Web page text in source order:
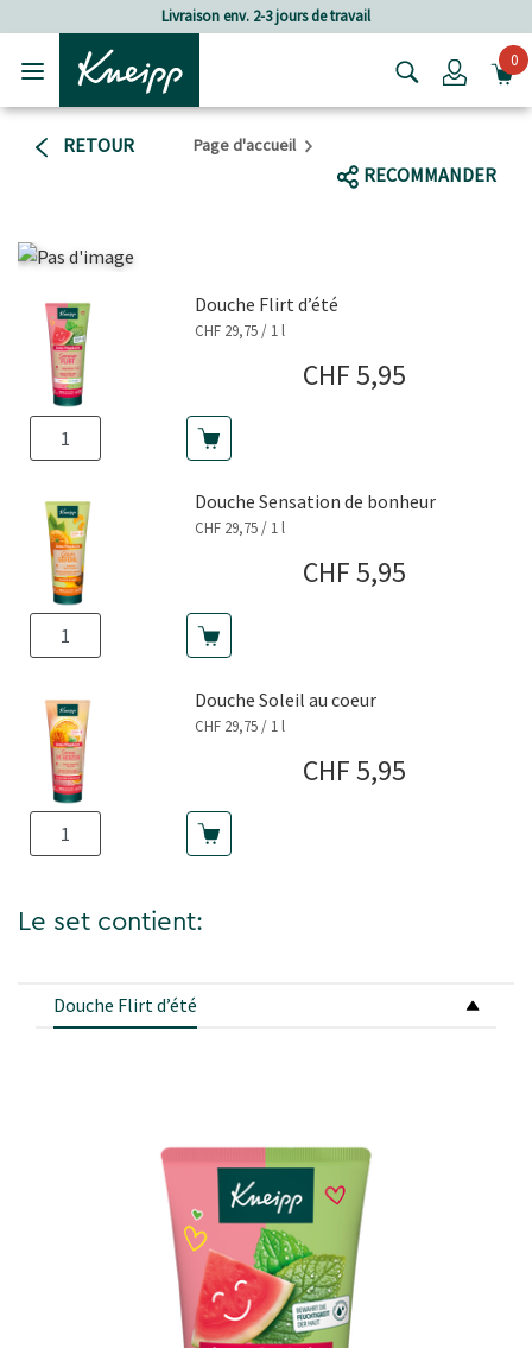
Passer au contenu principal
Passer au contenu du pied de page
Livraison env. 2-3 jours de travail
Login0
RETOUR Page d'accueil
RECOMMANDER
Douche Flirt dʼété
CHF 29,75 / 1 l
Prix actuel
CHF 5,95
Douche Sensation de bonheur
CHF 29,75 / 1 l
Prix actuel
CHF 5,95
Douche Soleil au coeur
CHF 29,75 / 1 l
Prix actuel
CHF 5,95
Le set contient:
Douche Flirt dʼété